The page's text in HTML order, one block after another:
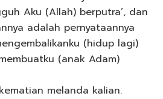
Aku (Allah) berputra’, dan
adalah pernyataannya
(hidup lagi)
(anak Adam)
melanda kalian.